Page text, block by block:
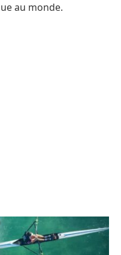
au monde.